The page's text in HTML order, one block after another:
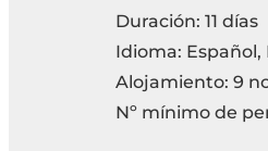
Duración: 11 días
Idioma: Español,
Alojamiento: 9
Nº mínimo de